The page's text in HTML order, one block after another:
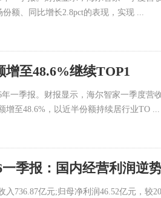
额、同比增长2.8pct的表现，实现 ...
增至48.6%继续TOP1
一季报。财报显示，海尔智家一季度营
增至48.6%，以近半份额持续居行业TO ...
季报：国内经营利润逆
入736.87亿元;归母净利润46.52亿元，较